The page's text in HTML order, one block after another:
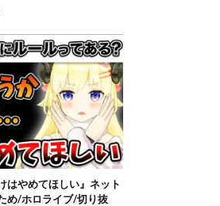
はやめてほしい』ネット
め/ホロライブ/切り抜